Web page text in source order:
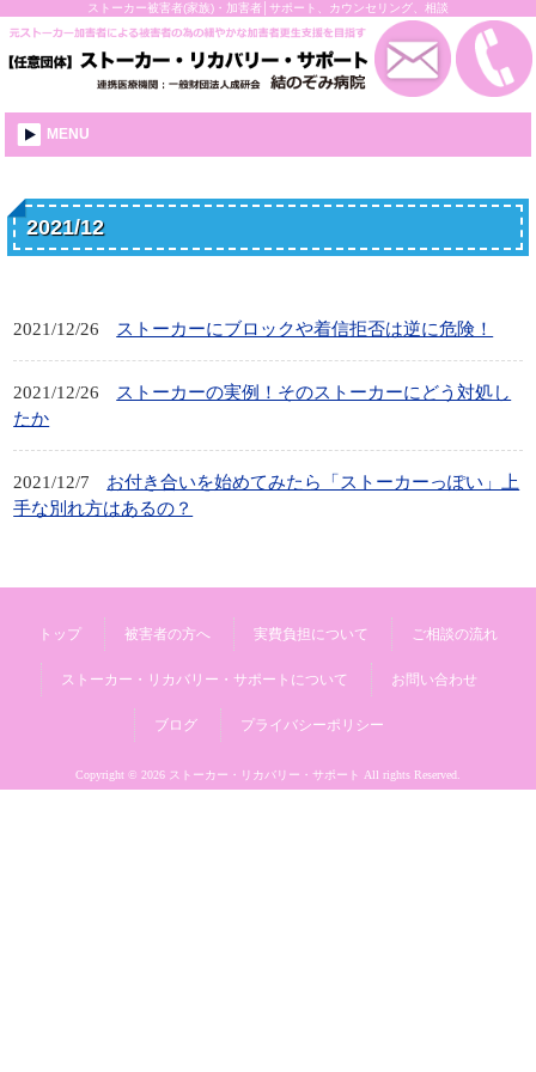
ストーカー被害者(家族)・加害者│サポート、カウンセリング、相談
MENU
2021/12
2021/12/26 ストーカーにブロックや着信拒否は逆に危険！
2021/12/26
ストーカーの実例！そのストーカーにどう対処し
たか
2021/12/7
お付き合いを始めてみたら「ストーカーっぽい」上
手な別れ方はあるの？
トップ 被害者の方へ 実費負担について ご相談の流れ
ストーカー・リカバリー・サポートについて お問い合わせ
ブログ プライバシーポリシー
Copyright © 2026 ストーカー・リカバリー・サポート All rights Reserved.